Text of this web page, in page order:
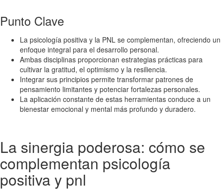
Punto Clave
La psicología positiva y la PNL se complementan, ofreciendo un
enfoque integral para el desarrollo personal.
Ambas disciplinas proporcionan estrategias prácticas para
cultivar la gratitud, el optimismo y la resiliencia.
Integrar sus principios permite transformar patrones de
pensamiento limitantes y potenciar fortalezas personales.
La aplicación constante de estas herramientas conduce a un
bienestar emocional y mental más profundo y duradero.
La sinergia poderosa: cómo se
complementan psicología
positiva y pnl